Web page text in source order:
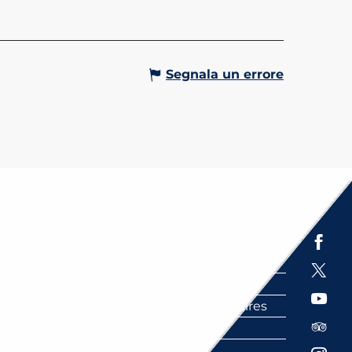
Segnala un errore
Partenaires